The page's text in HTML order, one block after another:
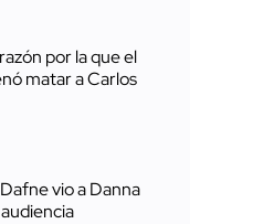
por la que el
matar a Carlos
vio a Danna